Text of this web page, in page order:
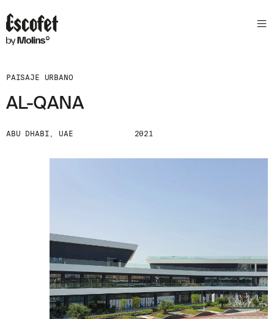
PAISAJE URBANO
AL-QANA
ABU DHABI, UAE 2021